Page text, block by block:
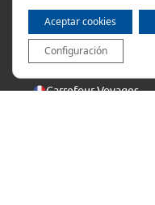
Carrefour Voyages
Aceptar cookies
Configuración